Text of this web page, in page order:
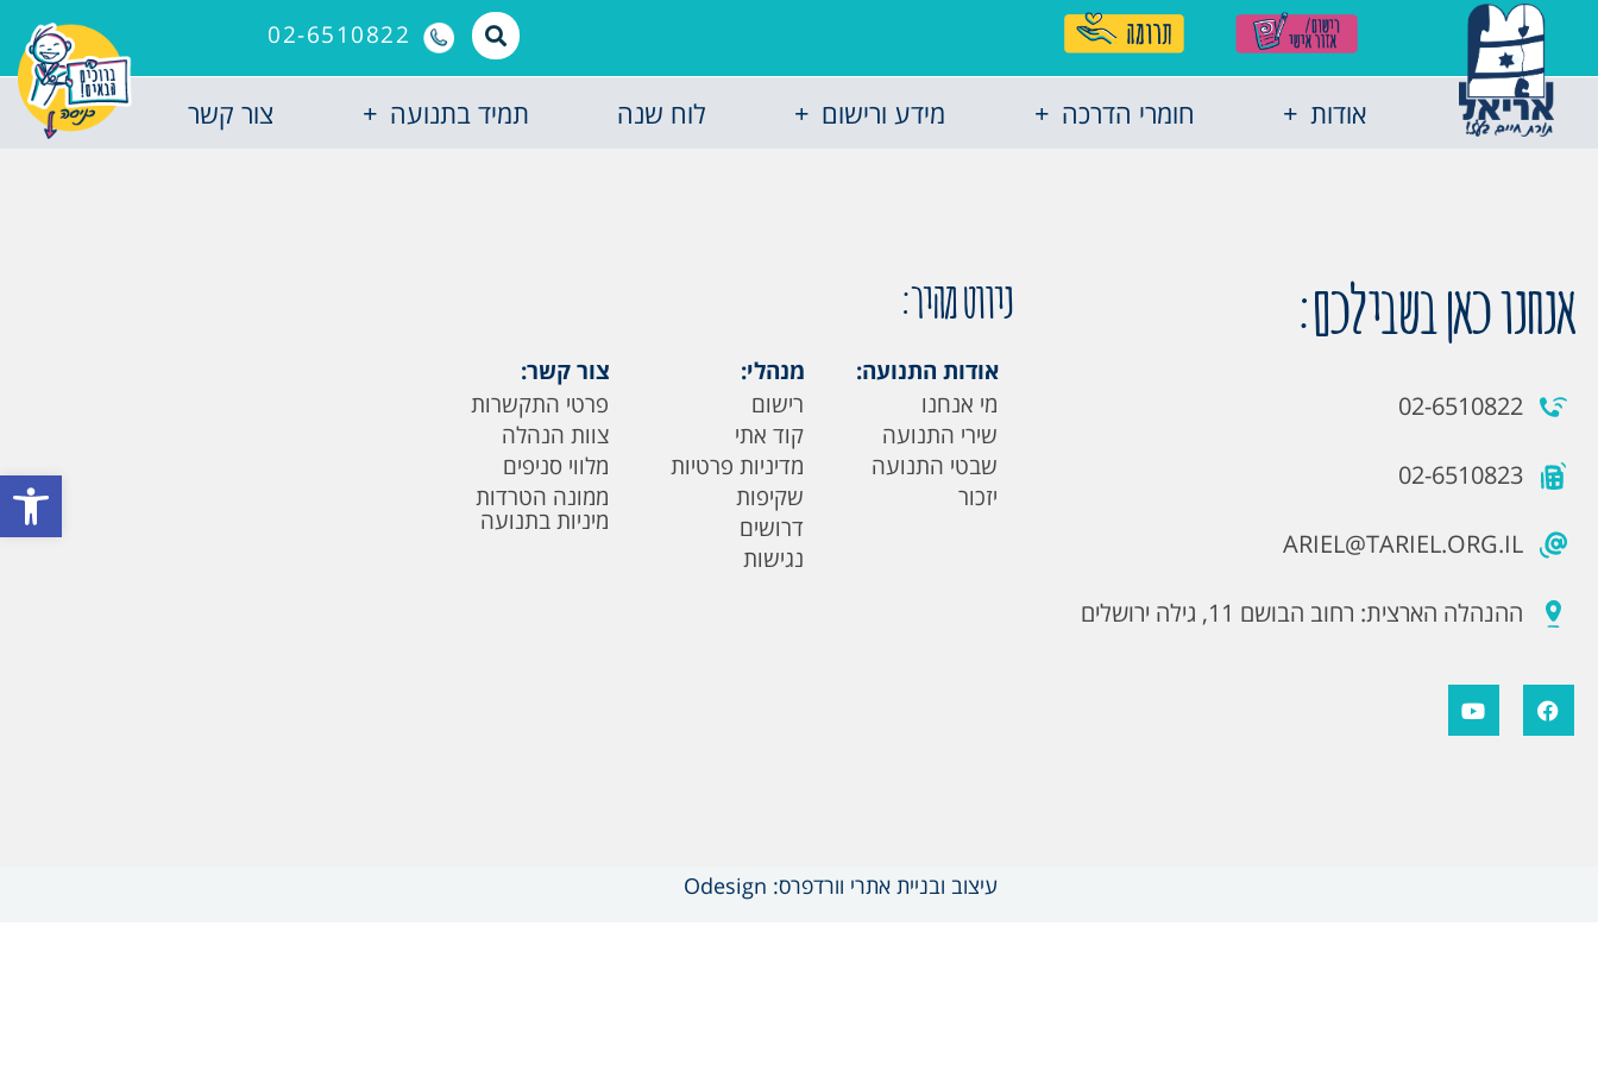
פתח
02-6510822
אודות חומרי הדרכה מידע ורישום לוח שנה תמיד בתנועה צור קשר
אנחנו כאן בשבילכם:
02-6510822
02-6510823
ARIEL@TARIEL.ORG.IL
ההנהלה הארצית: רחוב הבושם 11, גילה ירושלים
ניווט מהיר:
אודות התנועה:
מי אנחנו
שירי התנועה
שבטי התנועה
יזכור
מנהלי:
רישום
קוד אתי
מדיניות פרטיות
שקיפות
דרושים
נגישות
צור קשר:
פרטי התקשרות
צוות הנהלה
מלווי סניפים
ממונה הטרדות
מיניות בתנועה
עיצוב ובניית אתרי וורדפרס: Odesign